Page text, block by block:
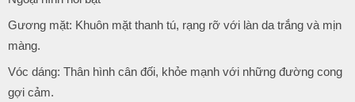
Gương mặt: Khuôn mặt thanh tú, rạng rỡ với làn da trắng và mịn
màng.
Vóc dáng: Thân hình cân đối, khỏe mạnh với những đường cong
gợi cảm.